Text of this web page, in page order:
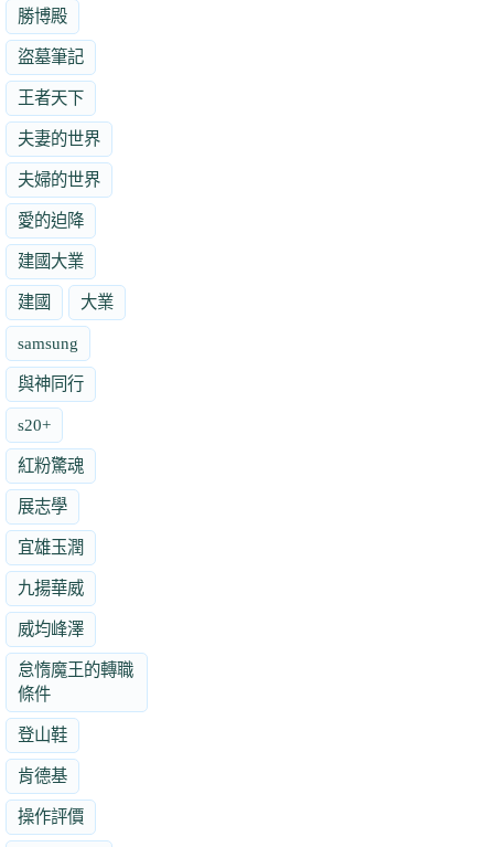
勝博殿
盜墓筆記
王者天下
夫妻的世界
夫婦的世界
愛的迫降
建國大業
建國 大業
samsung
與神同行
s20+
紅粉驚魂
展志學
宜雄玉潤
九揚華威
威均峰澤
怠惰魔王的轉職
條件
登山鞋
肯德基
操作評價